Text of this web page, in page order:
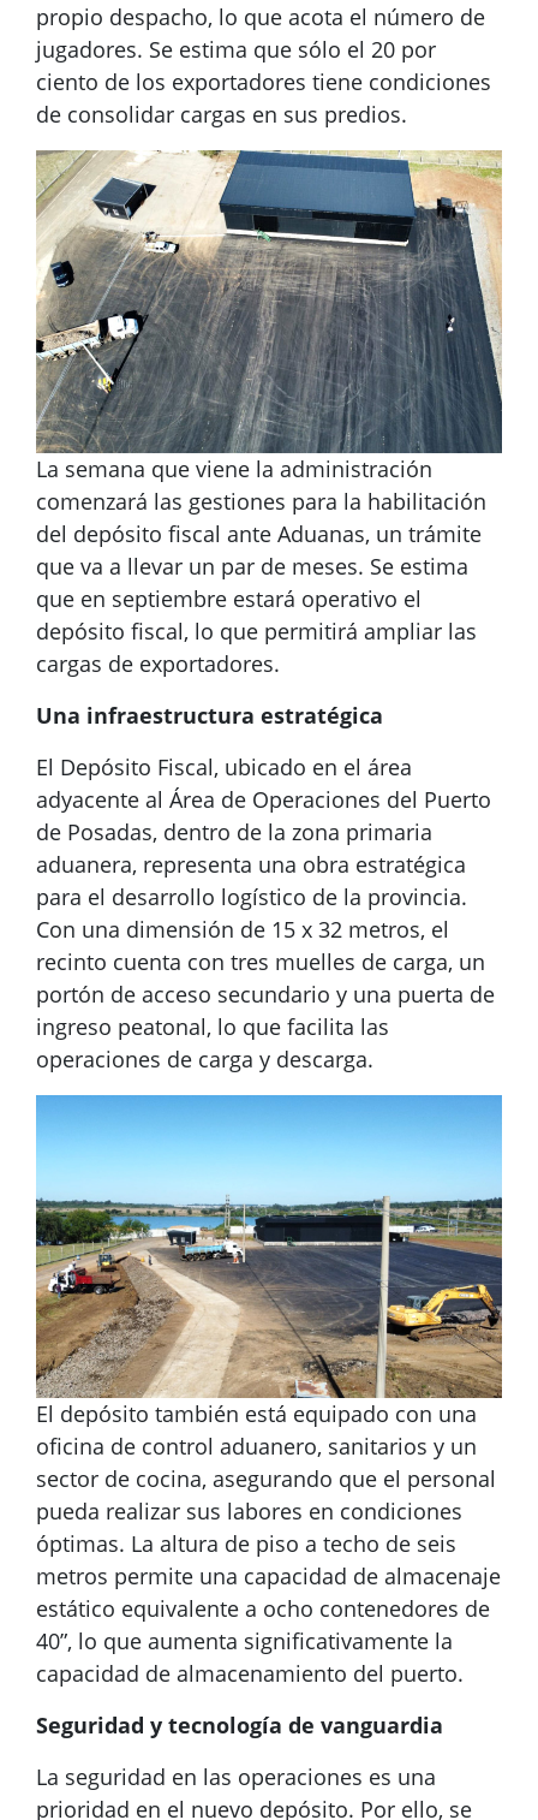
propio despacho, lo que acota el número de
jugadores. Se estima que sólo el 20 por
ciento de los exportadores tiene condiciones
de consolidar cargas en sus predios.
La semana que viene la administración
comenzará las gestiones para la habilitación
del depósito fiscal ante Aduanas, un trámite
que va a llevar un par de meses. Se estima
que en septiembre estará operativo el
depósito fiscal, lo que permitirá ampliar las
cargas de exportadores.
Una infraestructura estratégica
El Depósito Fiscal, ubicado en el área
adyacente al Área de Operaciones del Puerto
de Posadas, dentro de la zona primaria
aduanera, representa una obra estratégica
para el desarrollo logístico de la provincia.
Con una dimensión de 15 x 32 metros, el
recinto cuenta con tres muelles de carga, un
portón de acceso secundario y una puerta de
ingreso peatonal, lo que facilita las
operaciones de carga y descarga.
El depósito también está equipado con una
oficina de control aduanero, sanitarios y un
sector de cocina, asegurando que el personal
pueda realizar sus labores en condiciones
óptimas. La altura de piso a techo de seis
metros permite una capacidad de almacenaje
estático equivalente a ocho contenedores de
40”, lo que aumenta significativamente la
capacidad de almacenamiento del puerto.
Seguridad y tecnología de vanguardia
La seguridad en las operaciones es una
prioridad en el nuevo depósito. Por ello, se